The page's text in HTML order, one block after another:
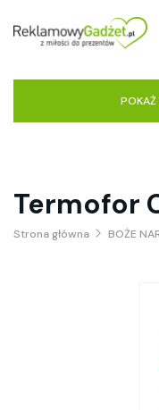
POKAŻ
Termofor
Strona główna BOŻE